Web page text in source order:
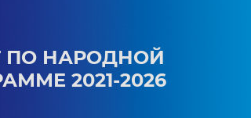
ПО НАРОДНОЙ
2021-2026